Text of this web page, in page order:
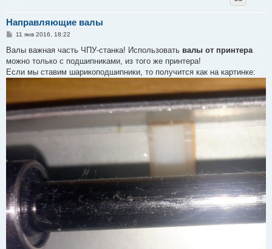
Направляющие валы
С
о
щ
е
н
11 янв 2016, 18:22
Валы важная часть ЧПУ-станка! Использовать валы от принтера
можно только с подшипниками, из того же принтера!
Если мы ставим шарикоподшипники, то получится как на картинке: